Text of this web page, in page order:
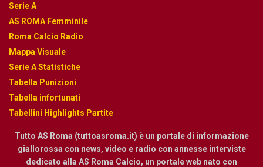
Serie A
AS ROMA Femminile
Roma Calcio Radio
Mappa Visuale
Serie A Statistiche
Tabella Punizioni
Tabella infortunati
Tabellini Highlights Partite
Tutto AS Roma (tuttoasroma.it) è un portale di informazione
giallorossa con news, video e radio con annesse interviste
dedicato alla AS Roma Calcio, un portale web nato con